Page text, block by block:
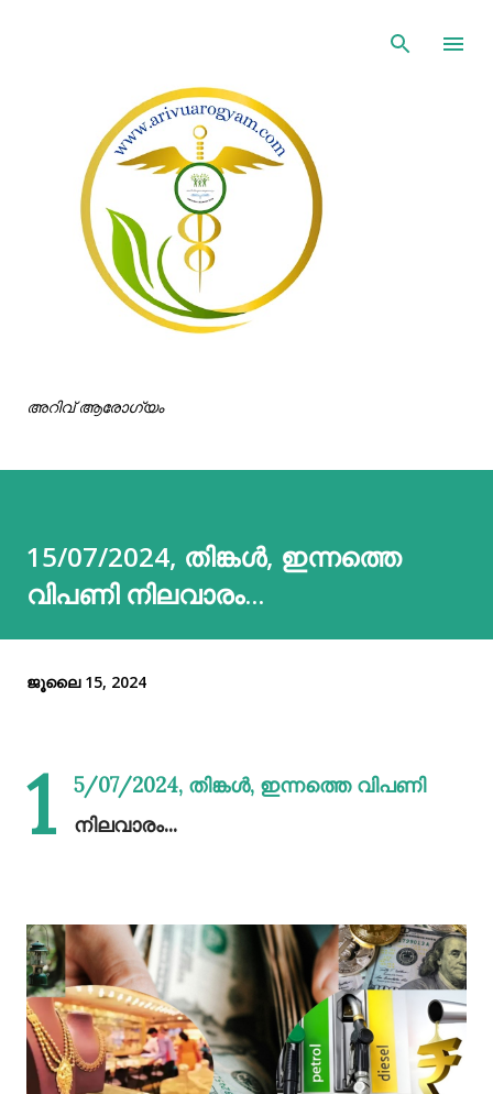
അറിവ് ആരോഗ്യം
15/07/2024, തിങ്കൾ, ഇന്നത്തെ
വിപണി നിലവാരം...
ജൂലൈ 15, 2024
1
5/07/2024, തിങ്കൾ, ഇന്നത്തെ വിപണി
നിലവാരം...